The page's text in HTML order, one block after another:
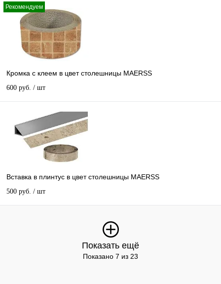
Рекомендуем
Кромка с клеем в цвет столешницы MAERSS
600 руб. / шт
Вставка в плинтус в цвет столешницы MAERSS
500 руб. / шт
Показать ещё
Показано 7 из 23